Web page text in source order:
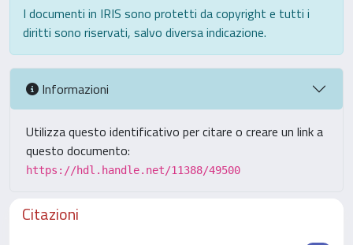
I documenti in IRIS sono protetti da copyright e tutti i
diritti sono riservati, salvo diversa indicazione.
Informazioni
Utilizza questo identificativo per citare o creare un link a
questo documento:
https://hdl.handle.net/11388/49500
Citazioni